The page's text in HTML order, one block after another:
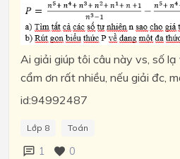
Ai giải giúp tôi câu này vs, số
cẩm ơn rất nhiều, nếu giải đc,
id:94992487
Lớp 8 Toán
1 0